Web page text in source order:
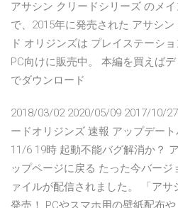
アサシン クリードシリーズ のメ
で、2015年に発売された アサシ
ド オリジンズは プレイステーシ
PC向けに販売中。 本編を買えば
でダウンロード
2018/03/02 2020/05/09 2017/10/
ードオリジンズ 速報 アップデー
11/6 19時 起動不能バグ解消か？
ップページに戻る たった今バージ
ァイルが配信されました。 「アサ